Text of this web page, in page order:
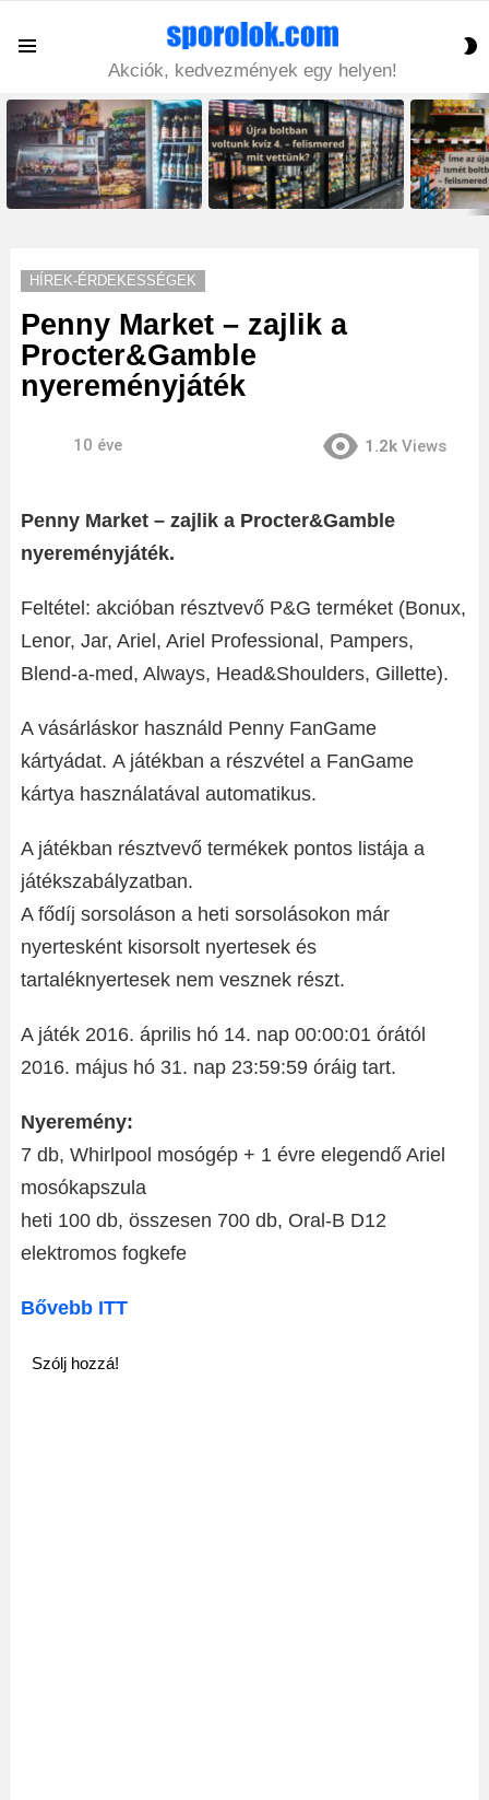
Akciók, kedvezmények egy helyen!
LATEST
STORIES
HÍREK-ÉRDEKESSÉGEK
Penny Market – zajlik a
Procter&Gamble
nyereményjáték
10 éve 1.2k Views
Penny Market – zajlik a Procter&Gamble
nyereményjáték.
Feltétel: akcióban résztvevő P&G terméket (Bonux,
Lenor, Jar, Ariel, Ariel Professional, Pampers,
Blend-a-med, Always, Head&Shoulders, Gillette).
A vásárláskor használd Penny FanGame
kártyádat. A játékban a részvétel a FanGame
kártya használatával automatikus.
A játékban résztvevő termékek pontos listája a
játékszabályzatban.
A fődíj sorsoláson a heti sorsolásokon már
nyertesként kisorsolt nyertesek és
tartaléknyertesek nem vesznek részt.
A játék 2016. április hó 14. nap 00:00:01 órától
2016. május hó 31. nap 23:59:59 óráig tart.
Nyeremény:
7 db, Whirlpool mosógép + 1 évre elegendő Ariel
mosókapszula
heti 100 db, összesen 700 db, Oral-B D12
elektromos fogkefe
Bővebb ITT
Szólj hozzá!